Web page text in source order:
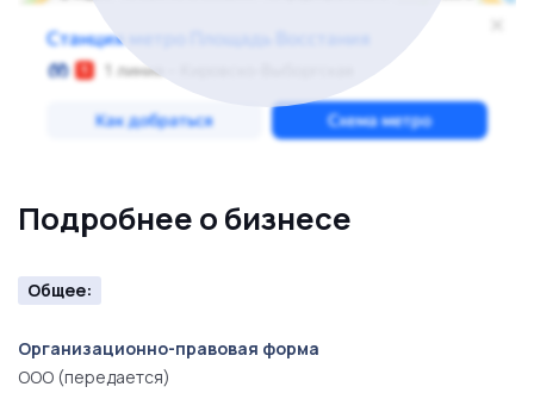
Подробнее о бизнесе
Общее:
Организационно-правовая форма
ООО (передается)